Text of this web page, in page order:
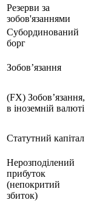
Резерви за
зобов'язаннями
Субординований
борг
Зобов’язання
(FX) Зобов’язання,
в іноземній валюті
Статутний капітал
Нерозподілений
прибуток
(непокритий
збиток)